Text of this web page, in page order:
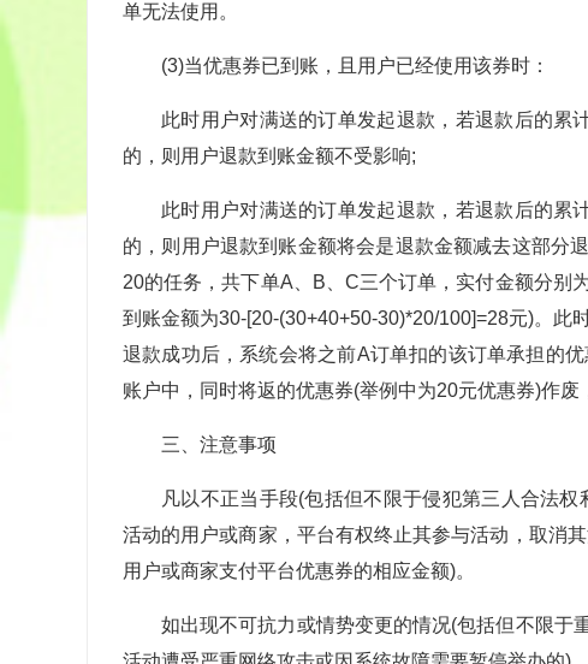
单无法使用。
(3)当优惠券已到账，且用户已经使用该券时：
此时用户对满送的订单发起退款，若退款后的累
的，则用户退款到账金额不受影响;
此时用户对满送的订单发起退款，若退款后的累
的，则用户退款到账金额将会是退款金额减去这部分
20的任务，共下单A、B、C三个订单，实付金额分别
到账金额为30-[20-(30+40+50-30)*20/100]=28元)。
退款成功后，系统会将之前A订单扣的该订单承担的
账户中，同时将返的优惠券(举例中为20元优惠券)作废
三、注意事项
凡以不正当手段(包括但不限于侵犯第三人合法
活动的用户或商家，平台有权终止其参与活动，取消
用户或商家支付平台优惠券的相应金额)。
如出现不可抗力或情势变更的情况(包括但不限于